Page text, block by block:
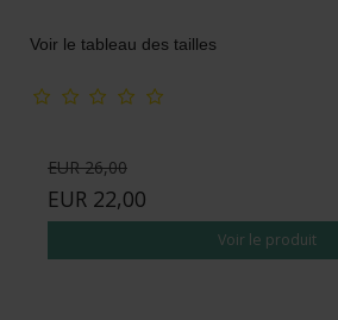
Voir le tableau des tailles
EUR 26,00
EUR 22,00
Voir le produit